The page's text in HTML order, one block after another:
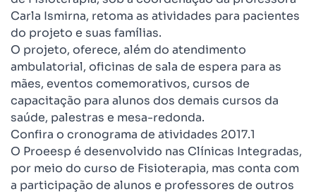
Carla Ismirna, retoma as atividades para pacientes
do projeto e suas famílias.
O projeto, oferece, além do atendimento
ambulatorial, oficinas de sala de espera para as
mães, eventos comemorativos, cursos de
capacitação para alunos dos demais cursos da
saúde, palestras e mesa-redonda.
Confira o cronograma de atividades 2017.1
O Proeesp é desenvolvido nas Clínicas Integradas,
por meio do curso de Fisioterapia, mas conta com
a participação de alunos e professores de outros